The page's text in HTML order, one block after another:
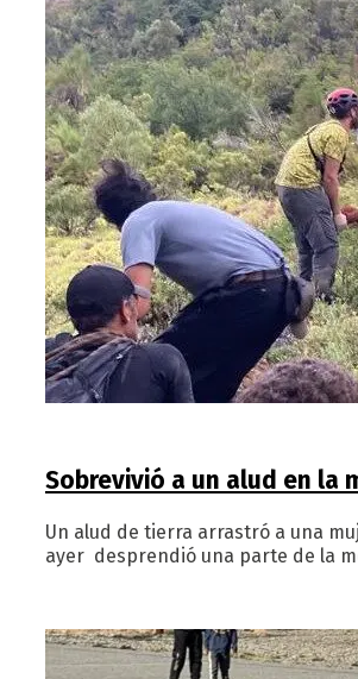
Sobrevivió a un alud en la
Un alud de tierra arrastró a una
ayer desprendió una parte de la